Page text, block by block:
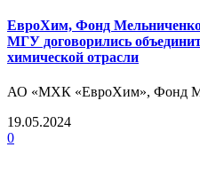
ЕвроХим, Фонд
МГУ договорились
химической отрасли
АО «МХК «ЕвроХим», Фонд
19.05.2024
0